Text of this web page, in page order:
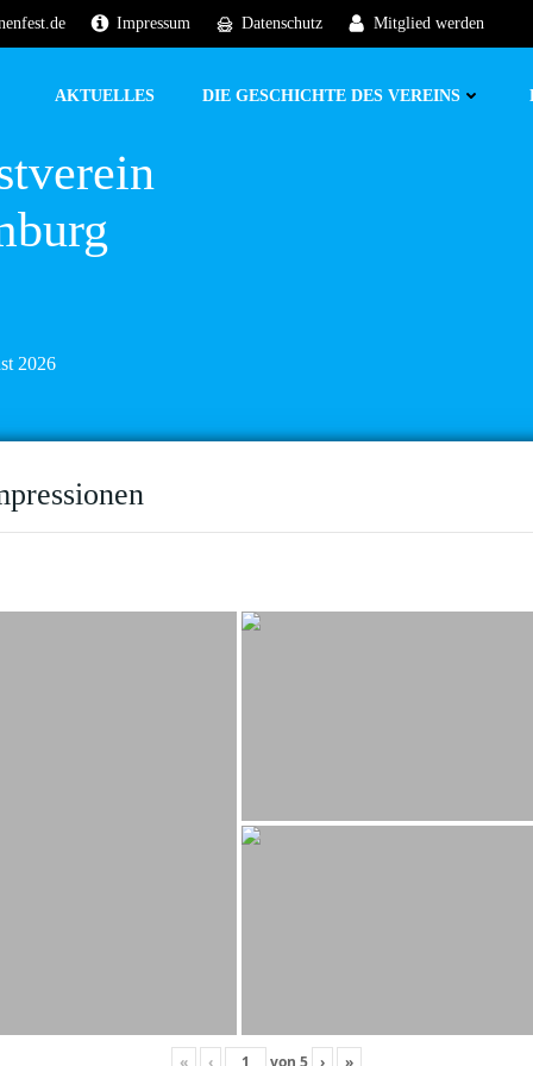
Impressum Datenschutz Mitglied werden
AKTUELLES DIE GESCHICHTE DES VEREINS
2026
« ‹ von 5 › »